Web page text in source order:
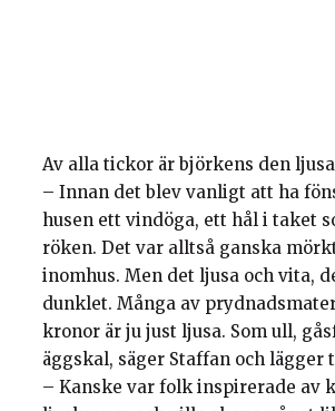
Av alla tickor är björkens den
– Innan det blev vanligt att ha
husen ett vindöga, ett hål i taket
röken. Det var alltså ganska
inomhus. Men det ljusa och vita,
dunklet. Många av
kronor är ju just ljusa. Som ull,
äggskal, säger Staffan och lägger
– Kanske var folk inspirerade av